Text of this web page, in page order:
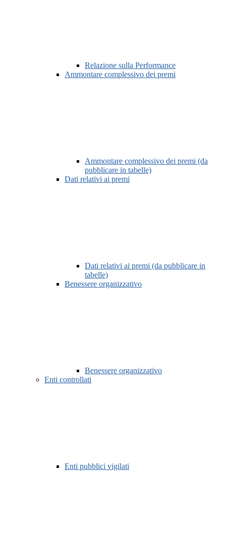
Relazione sulla Performance
Ammontare complessivo dei premi
Ammontare complessivo dei premi (da
pubblicare in tabelle)
Dati relativi ai premi
Dati relativi ai premi (da pubblicare in
tabelle)
Benessere organizzativo
Benessere organizzativo
Enti controllati
Enti pubblici vigilati